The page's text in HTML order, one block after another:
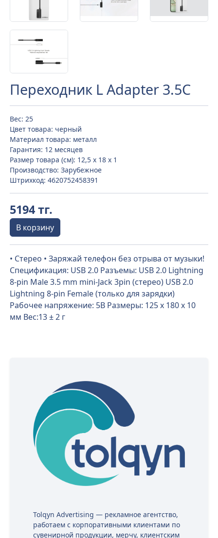
Переходник L Adapter 3.5C
Вес: 25
Цвет товара: черный
Материал товара: металл
Гарантия: 12 месяцев
Размер товара (см): 12,5 х 18 х 1
Производство: Зарубежное
Штрихкод: 4620752458391
5194 тг.
В корзину
• Стерео • Заряжай телефон без отрыва от музыки!
Спецификация: USB 2.0 Разъемы: USB 2.0 Lightning
8-pin Male 3.5 mm mini-Jack 3pin (стерео) USB 2.0
Lightning 8-pin Female (только для зарядки)
Рабочее напряжение: 5В Размеры: 125 x 180 x 10
мм Вес:13 ± 2 г
Tolqyn Advertising — рекламное агентство,
работаем с корпоративными клиентами по
сувенирной продукции, мерчу, клиентским